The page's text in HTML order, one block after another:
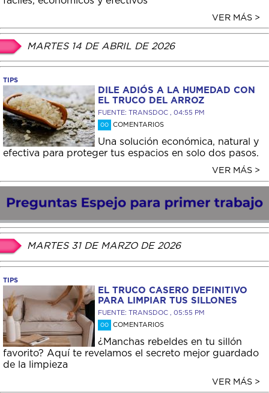
VER MÁS >
MARTES 14 DE ABRIL DE 2026
TIPS
DILE ADIÓS A LA HUMEDAD CON
EL TRUCO DEL ARROZ
FUENTE: TRANSDOC , 04:55 PM
00 COMENTARIOS
Una solución económica, natural y
efectiva para proteger tus espacios en solo dos pasos.
VER MÁS >
MARTES 31 DE MARZO DE 2026
TIPS
EL TRUCO CASERO DEFINITIVO
PARA LIMPIAR TUS SILLONES
FUENTE: TRANSDOC , 05:55 PM
00 COMENTARIOS
¿Manchas rebeldes en tu sillón
favorito? Aquí te revelamos el secreto mejor guardado
de la limpieza
VER MÁS >